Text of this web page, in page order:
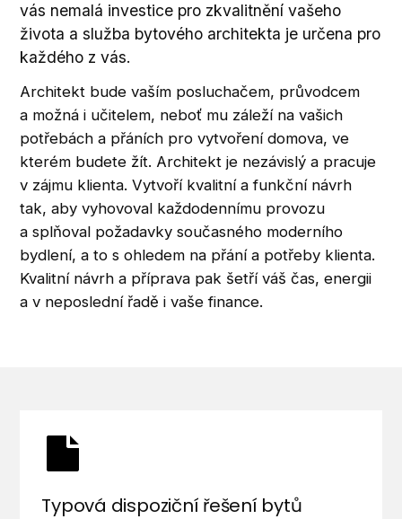
vás nemalá investice pro zkvalitnění vašeho
života a služba bytového architekta je určena pro
každého z vás.
Architekt bude vaším posluchačem, průvodcem
a možná i učitelem, neboť mu záleží na vašich
potřebách a přáních pro vytvoření domova, ve
kterém budete žít. Architekt je nezávislý a pracuje
v zájmu klienta. Vytvoří kvalitní a funkční návrh
tak, aby vyhovoval každodennímu provozu
a splňoval požadavky současného moderního
bydlení, a to s ohledem na přání a potřeby klienta.
Kvalitní návrh a příprava pak šetří váš čas, energii
a v neposlední řadě i vaše finance.
Typová dispoziční řešení bytů